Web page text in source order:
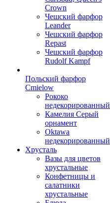
Crown
Чешский фарфор
Leander
Чешский фарфор
Repast
Чешский фарфор
Rudolf Kampf
Польский фарфор
Сmielow
Рококо
недекорированный
Камелия Серый
орнамент
Oktawa
недекорированный
Хрусталь
Вазы для цветов
хрустальные
Конфетницы и
салатники
хрустальные